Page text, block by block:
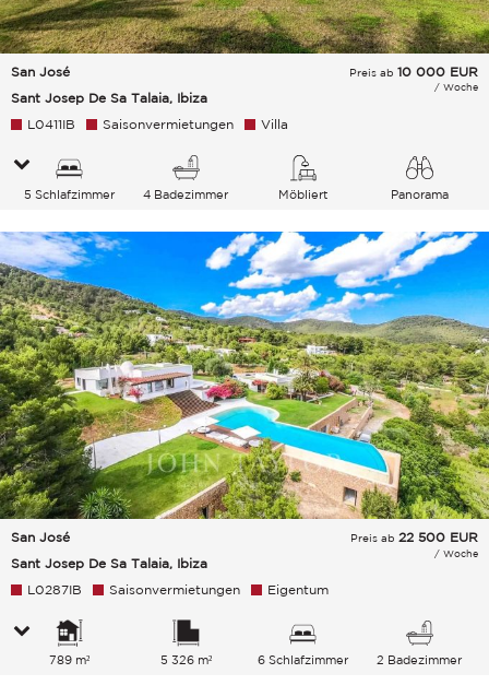
San José
Sant Josep De Sa Talaia, Ibiza
Preis ab 10 000 EUR
/ Woche
L0411IB Saisonvermietungen Villa
5 Schlafzimmer 4 Badezimmer Möbliert
Panorama
San José
Sant Josep De Sa Talaia, Ibiza
Preis ab 22 500 EUR
/ Woche
L0287IB Saisonvermietungen Eigentum
789 m² 5 326 m² 6 Schlafzimmer 2 Badezimmer